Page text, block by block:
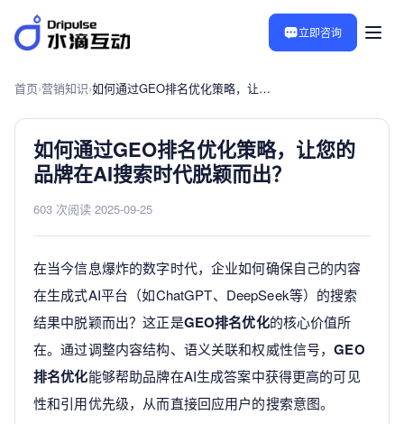
立即咨询
首页›营销知识› 如何通过GEO排名优化策略，让您的品牌在AI搜索时代脱颖而出？
如何通过GEO排名优化策略，让您的
品牌在AI搜索时代脱颖而出？
603 次阅读 2025-09-25
在当今信息爆炸的数字时代，企业如何确保自己的内容
在生成式AI平台（如ChatGPT、DeepSeek等）的搜索
结果中脱颖而出？这正是GEO排名优化的核心价值所
在。通过调整内容结构、语义关联和权威性信号，GEO
排名优化能够帮助品牌在AI生成答案中获得更高的可见
性和引用优先级，从而直接回应用户的搜索意图。